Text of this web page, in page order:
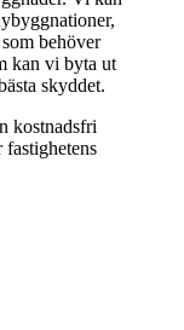
behöver
kan vi byta ut
skyddet.
kostnadsfri